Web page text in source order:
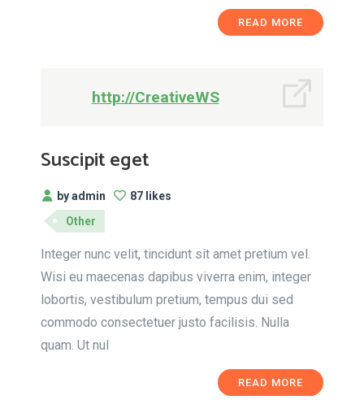
READ MORE
http://CreativeWS
Suscipit eget
by admin
87 likes
Other
Integer nunc velit, tincidunt sit amet pretium vel.
Wisi eu maecenas dapibus viverra enim, integer
lobortis, vestibulum pretium, tempus dui sed
commodo consectetuer justo facilisis. Nulla
quam. Ut nul
READ MORE